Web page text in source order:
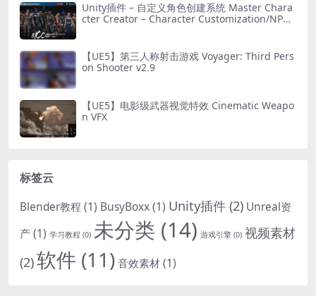
Unity插件 – 自定义角色创建系统 Master Chara
cter Creator – Character Customization/NPC
【UE5】第三人称射击游戏 Voyager: Third Pers
on Shooter v2.9
【UE5】电影级武器视觉特效 Cinematic Weapo
n VFX
标签云
Blender教程 (1) BusyBoxx(1) Unity插件 (2) Unreal资
产(1) 学习教程 (0) 未分类 (14) 游戏引擎 (0) 视频素材
(2)软件 (11)音效素材(1)